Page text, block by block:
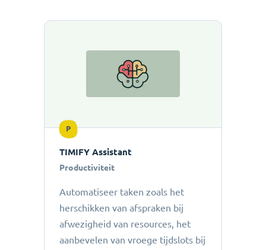
P
TIMIFY Assistant
Productiviteit
Automatiseer taken zoals het
herschikken van afspraken bij
afwezigheid van resources, het
aanbevelen van vroege tijdslots bij